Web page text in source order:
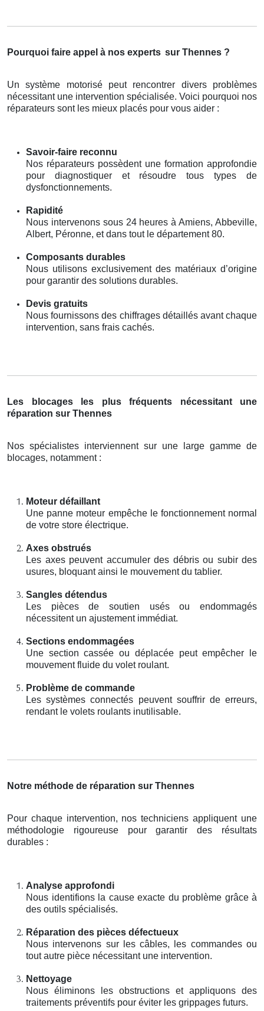
Pourquoi faire appel à nos experts sur Thennes ?
Un système motorisé peut rencontrer divers problèmes
nécessitant une intervention spécialisée. Voici pourquoi nos
réparateurs sont les mieux placés pour vous aider :
Savoir-faire reconnu
Nos réparateurs possèdent une formation approfondie
pour diagnostiquer et résoudre tous types de
dysfonctionnements.
Rapidité
Nous intervenons sous 24 heures à Amiens, Abbeville,
Albert, Péronne, et dans tout le département 80.
Composants durables
Nous utilisons exclusivement des matériaux d’origine
pour garantir des solutions durables.
Devis gratuits
Nous fournissons des chiffrages détaillés avant chaque
intervention, sans frais cachés.
Les blocages les plus fréquents nécessitant une
réparation sur Thennes
Nos spécialistes interviennent sur une large gamme de
blocages, notamment :
Moteur défaillant
Une panne moteur empêche le fonctionnement normal
de votre store électrique.
Axes obstrués
Les axes peuvent accumuler des débris ou subir des
usures, bloquant ainsi le mouvement du tablier.
Sangles détendus
Les pièces de soutien usés ou endommagés
nécessitent un ajustement immédiat.
Sections endommagées
Une section cassée ou déplacée peut empêcher le
mouvement fluide du volet roulant.
Problème de commande
Les systèmes connectés peuvent souffrir de erreurs,
rendant le volets roulants inutilisable.
Notre méthode de réparation sur Thennes
Pour chaque intervention, nos techniciens appliquent une
méthodologie rigoureuse pour garantir des résultats
durables :
Analyse approfondi
Nous identifions la cause exacte du problème grâce à
des outils spécialisés.
Réparation des pièces défectueux
Nous intervenons sur les câbles, les commandes ou
tout autre pièce nécessitant une intervention.
Nettoyage
Nous éliminons les obstructions et appliquons des
traitements préventifs pour éviter les grippages futurs.